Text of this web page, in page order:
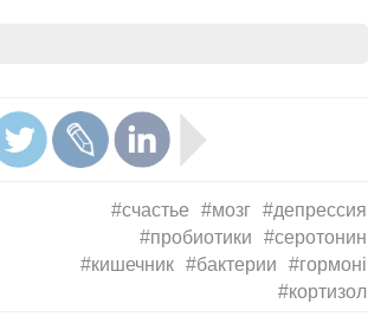
вниз, а снизу вверх — в мозг.
Для лечения
электрический
быть, причина депрессии
состоянием кишечника и
как болезнь Паркинсона и
#счастье #мозг
#депрессия
#пробиотики
#серотонин
#кишечник
#бактерии
#гормоні
#кортизол